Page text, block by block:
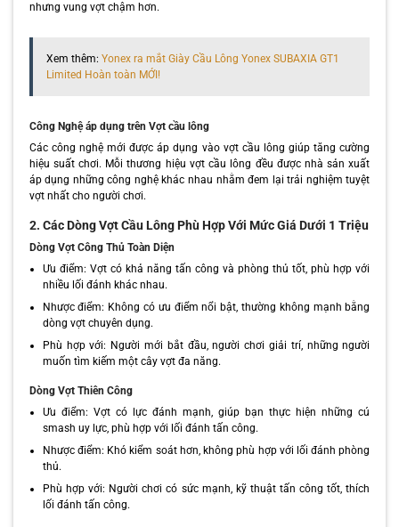
nhưng vung vợt chậm hơn.
Xem thêm: Yonex ra mắt Giày Cầu Lông Yonex SUBAXIA GT1
Limited Hoàn toàn MỚI!
Công Nghệ áp dụng trên Vợt cầu lông
Các công nghệ mới được áp dụng vào vợt cầu lông giúp tăng cường
hiệu suất chơi. Mỗi thương hiệu vợt cầu lông đều được nhà sản xuất
áp dụng những công nghệ khác nhau nhằm đem lại trải nghiệm tuyệt
vợt nhất cho người chơi.
2. Các Dòng Vợt Cầu Lông Phù Hợp Với Mức Giá Dưới 1 Triệu
Dòng Vợt Công Thủ Toàn Diện
Ưu điểm: Vợt có khả năng tấn công và phòng thủ tốt, phù hợp với
nhiều lối đánh khác nhau.
Nhược điểm: Không có ưu điểm nổi bật, thường không mạnh bằng
dòng vợt chuyên dụng.
Phù hợp với: Người mới bắt đầu, người chơi giải trí, những người
muốn tìm kiếm một cây vợt đa năng.
Dòng Vợt Thiên Công
Ưu điểm: Vợt có lực đánh mạnh, giúp bạn thực hiện những cú
smash uy lực, phù hợp với lối đánh tấn công.
Nhược điểm: Khó kiểm soát hơn, không phù hợp với lối đánh phòng
thủ.
Phù hợp với: Người chơi có sức mạnh, kỹ thuật tấn công tốt, thích
lối đánh tấn công.